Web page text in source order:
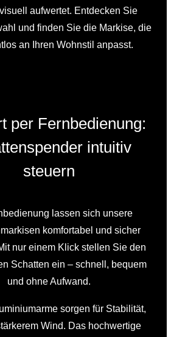
aufwertet. Entdecken Sie
und finden Sie die Markise, die
an Ihren Wohnstil anpasst.
per Fernbedienung:
intuitiv
steuern
lassen sich unsere
komfortabel und sicher
nur einem Klick stellen Sie den
Schatten ein – schnell, bequem
und ohne Aufwand.
sorgen für Stabilität,
Wind. Das hochwertige